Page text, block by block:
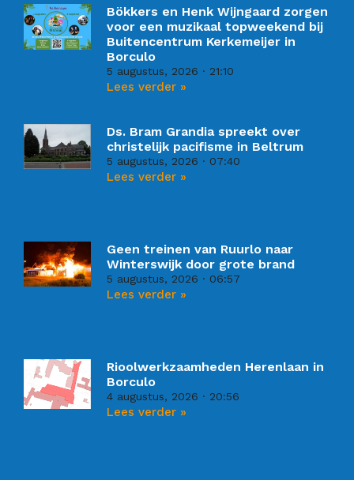
Bökkers en Henk Wijngaard zorgen
voor een muzikaal topweekend bij
Buitencentrum Kerkemeijer in
Borculo
5 augustus, 2026 21:10
Lees verder »
Ds. Bram Grandia spreekt over
christelijk pacifisme in Beltrum
5 augustus, 2026 07:40
Lees verder »
Geen treinen van Ruurlo naar
Winterswijk door grote brand
5 augustus, 2026 06:57
Lees verder »
Rioolwerkzaamheden Herenlaan in
Borculo
4 augustus, 2026 20:56
Lees verder »